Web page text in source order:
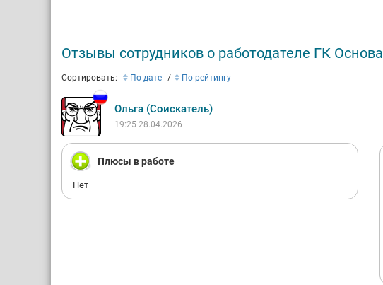
Отзывы сотрудников о работодателе ГК Основа
Сортировать: По дате По рейтингу
Ольга (Соискатель)
19:25 28.04.2026
Плюсы в работе
Нет